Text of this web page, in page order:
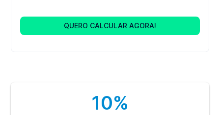
QUERO CALCULAR AGORA!
10%